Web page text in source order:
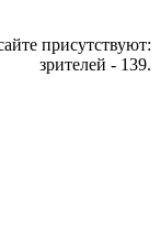
присутствуют:
зрителей - 139.